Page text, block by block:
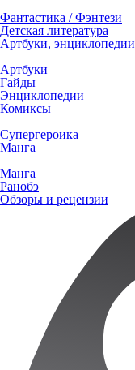
Фантастика / Фэнтези
Детская литература
Артбуки, энциклопедии
Артбуки
Гайды
Энциклопедии
Комиксы
Супергероика
Манга
Манга
Ранобэ
Обзоры и рецензии